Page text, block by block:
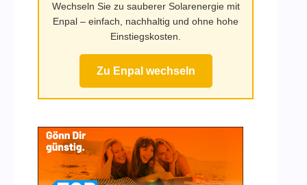
Wechseln Sie zu sauberer Solarenergie mit
Enpal – einfach, nachhaltig und ohne hohe
Einstiegskosten.
Zu Enpal wechseln